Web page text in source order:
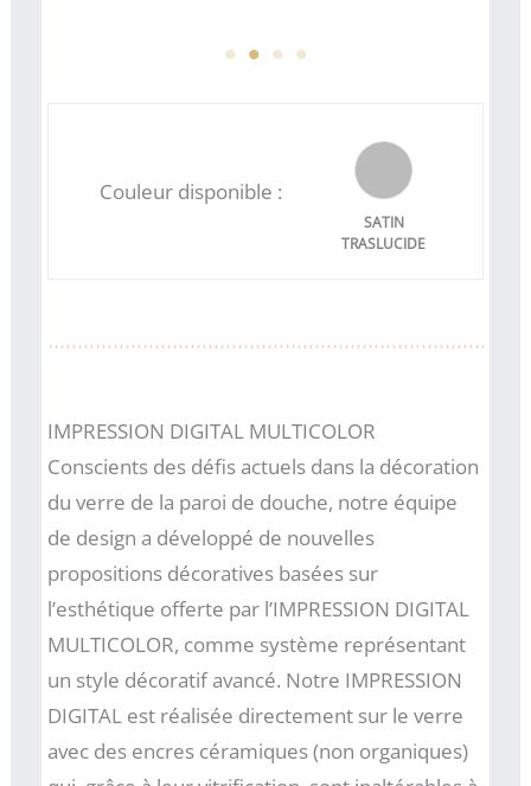
Couleur disponible :
SATIN
TRASLUCIDE
IMPRESSION DIGITAL MULTICOLOR
Conscients des défis actuels dans la décoration
du verre de la paroi de douche, notre équipe
de design a développé de nouvelles
propositions décoratives basées sur
l’esthétique offerte par l’IMPRESSION DIGITAL
MULTICOLOR, comme système représentant
un style décoratif avancé. Notre IMPRESSION
DIGITAL est réalisée directement sur le verre
avec des encres céramiques (non organiques)